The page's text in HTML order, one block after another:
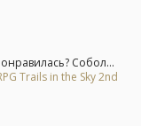
Собол...
Trails in the Sky 2nd